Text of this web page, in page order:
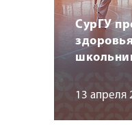
СурГУ
13 апреля